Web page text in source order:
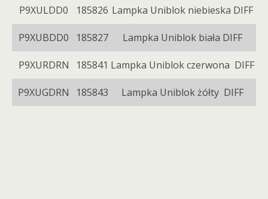
P9XULDD0
185826 Lampka Uniblok niebieska DIFF
P9XUBDD0 185827 Lampka Uniblok biała DIFF
P9XURDRN 185841 Lampka Uniblok czerwona DIFF
P9XUGDRN 185843 Lampka Uniblok żółty DIFF